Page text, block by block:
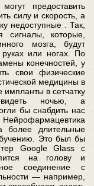
предоставить
силу и скорость, а
недоступные . Так,
сигналы, которые,
мозга, будут
или ногах. По
конечностей, у
свои физические
медицины в
в сетчатку
ночью, а
бы снабдить нас
более длительные
Это был бы
Google Glass с
на голову и
соединение с
— например,